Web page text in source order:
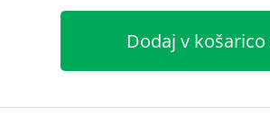
Dodaj v košarico